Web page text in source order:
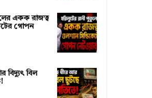
একক রাজত্ব
গোপন
বিদ্যুৎ বিল